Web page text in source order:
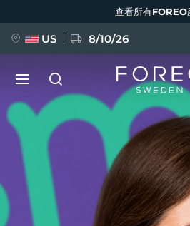
查看所有FOREO
US 8/10/26
新品
FAQ™ Pure Beauty-Tech Elixir
BREAKING NEWS
語言
English Deutsch
Français
Italiano